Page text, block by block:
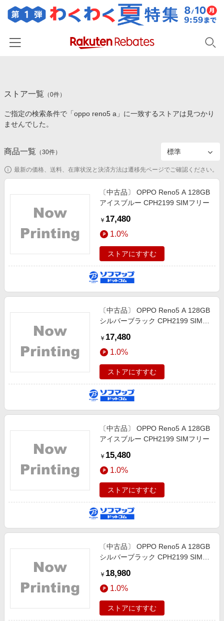
カテゴリー一覧
百貨店・総合ECモール
食品・スイーツ・お酒
コスメ・健康・医薬品
キッズ・ベビー用品
家電・PC・スマホ・カメラ
エンタメ
スポーツ・アウトドア・ゴルフ
旅行・レジャー・ホテル予約
生活・お役立ち
金融・マネー・保険
デジタルコンテンツ
ビジネス・その他サービス
イベント一覧
初回購入者限定特典
対象ストア新規限定特典
楽天ペイ導入ストア
楽天サービス特集
旅行特集
お中元特集2026
Apple公式サイト×楽天カード分割払い
Qoo10メガポ
ストア一覧 （0件）
ご指定の検索条件で「oppo reno5 a」に一致するストアは見つかり
ませんでした。
商品一覧 （30件）
最新の価格、送料、在庫状況と決済方法は遷移先ページでご確認ください。
〔中古品〕 OPPO Reno5 A 128GB
アイスブルー CPH2199 SIMフリー
￥ 17,480
1.0%
ストアにすすむ
〔中古品〕 OPPO Reno5 A 128GB
シルバーブラック CPH2199 SIMフ
￥ 17,480
1.0%
ストアにすすむ
〔中古品〕 OPPO Reno5 A 128GB
アイスブルー CPH2199 SIMフリー
￥ 15,480
1.0%
ストアにすすむ
〔中古品〕 OPPO Reno5 A 128GB
シルバーブラック CPH2199 SIMフ
￥ 18,980
1.0%
ストアにすすむ